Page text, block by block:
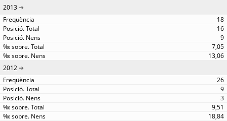
2013
18
16
9
7,05
13,06
2012
26
9
3
9,51
18,84